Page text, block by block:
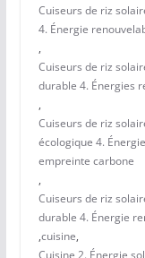
Cuiseurs de riz
4. Énergie
,
Cuiseurs de riz
durable 4. Énergies
,
Cuiseurs de riz
écologique 4.
empreinte carbone
,
Cuiseurs de riz
durable 4. Énergie
,cuisine,
Cuisine 2. Énergie